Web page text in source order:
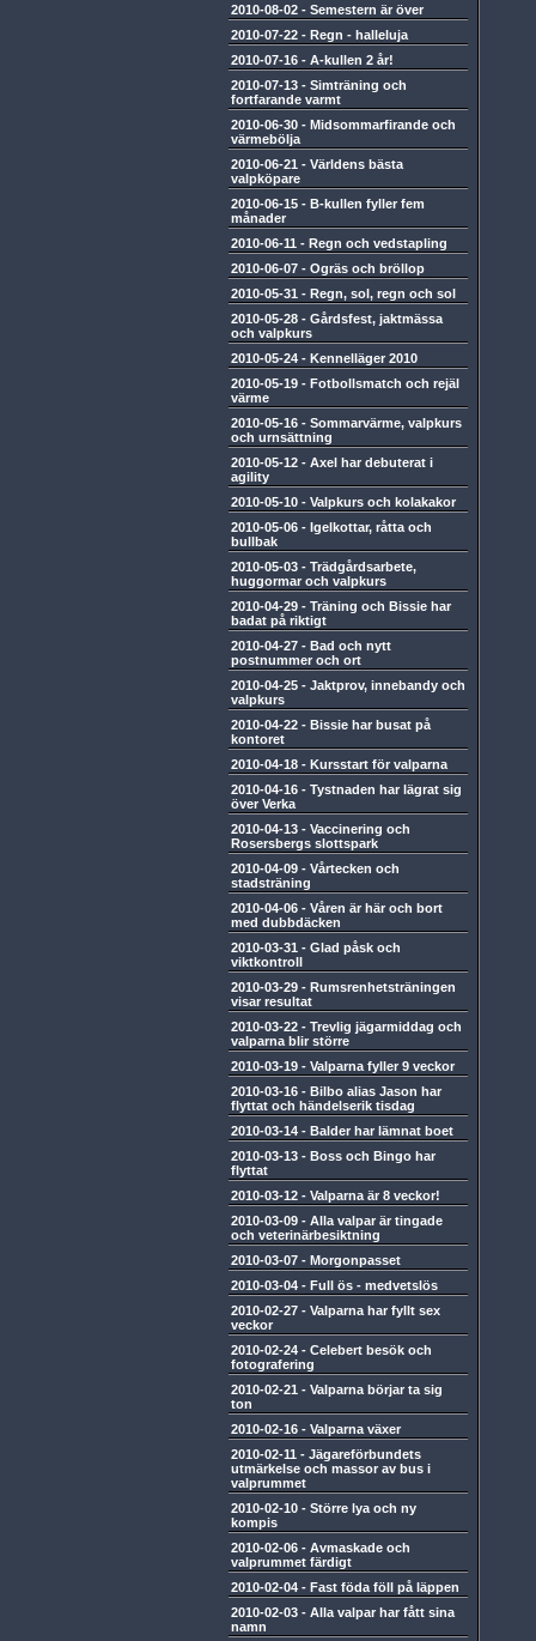
2010-08-02 - Semestern är över
2010-07-22 - Regn - halleluja
2010-07-16 - A-kullen 2 år!
2010-07-13 - Simträning och
fortfarande varmt
2010-06-30 - Midsommarfirande och
värmebölja
2010-06-21 - Världens bästa
valpköpare
2010-06-15 - B-kullen fyller fem
månader
2010-06-11 - Regn och vedstapling
2010-06-07 - Ogräs och bröllop
2010-05-31 - Regn, sol, regn och sol
2010-05-28 - Gårdsfest, jaktmässa
och valpkurs
2010-05-24 - Kennelläger 2010
2010-05-19 - Fotbollsmatch och rejäl
värme
2010-05-16 - Sommarvärme, valpkurs
och urnsättning
2010-05-12 - Axel har debuterat i
agility
2010-05-10 - Valpkurs och kolakakor
2010-05-06 - Igelkottar, råtta och
bullbak
2010-05-03 - Trädgårdsarbete,
huggormar och valpkurs
2010-04-29 - Träning och Bissie har
badat på riktigt
2010-04-27 - Bad och nytt
postnummer och ort
2010-04-25 - Jaktprov, innebandy och
valpkurs
2010-04-22 - Bissie har busat på
kontoret
2010-04-18 - Kursstart för valparna
2010-04-16 - Tystnaden har lägrat sig
över Verka
2010-04-13 - Vaccinering och
Rosersbergs slottspark
2010-04-09 - Vårtecken och
stadsträning
2010-04-06 - Våren är här och bort
med dubbdäcken
2010-03-31 - Glad påsk och
viktkontroll
2010-03-29 - Rumsrenhetsträningen
visar resultat
2010-03-22 - Trevlig jägarmiddag och
valparna blir större
2010-03-19 - Valparna fyller 9 veckor
2010-03-16 - Bilbo alias Jason har
flyttat och händelserik tisdag
2010-03-14 - Balder har lämnat boet
2010-03-13 - Boss och Bingo har
flyttat
2010-03-12 - Valparna är 8 veckor!
2010-03-09 - Alla valpar är tingade
och veterinärbesiktning
2010-03-07 - Morgonpasset
2010-03-04 - Full ös - medvetslös
2010-02-27 - Valparna har fyllt sex
veckor
2010-02-24 - Celebert besök och
fotografering
2010-02-21 - Valparna börjar ta sig
ton
2010-02-16 - Valparna växer
2010-02-11 - Jägareförbundets
utmärkelse och massor av bus i
valprummet
2010-02-10 - Större lya och ny
kompis
2010-02-06 - Avmaskade och
valprummet färdigt
2010-02-04 - Fast föda föll på läppen
2010-02-03 - Alla valpar har fått sina
namn